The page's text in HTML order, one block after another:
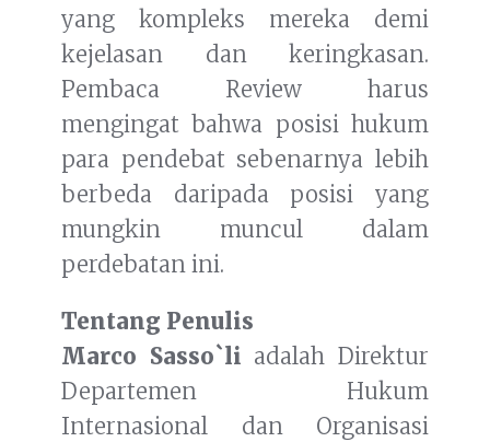
yang kompleks mereka demi
kejelasan dan keringkasan.
Pembaca Review harus
mengingat bahwa posisi hukum
para pendebat sebenarnya lebih
berbeda daripada posisi yang
mungkin muncul dalam
perdebatan ini.
Tentang Penulis
Marco Sasso`li adalah Direktur
Departemen Hukum
Internasional dan Organisasi